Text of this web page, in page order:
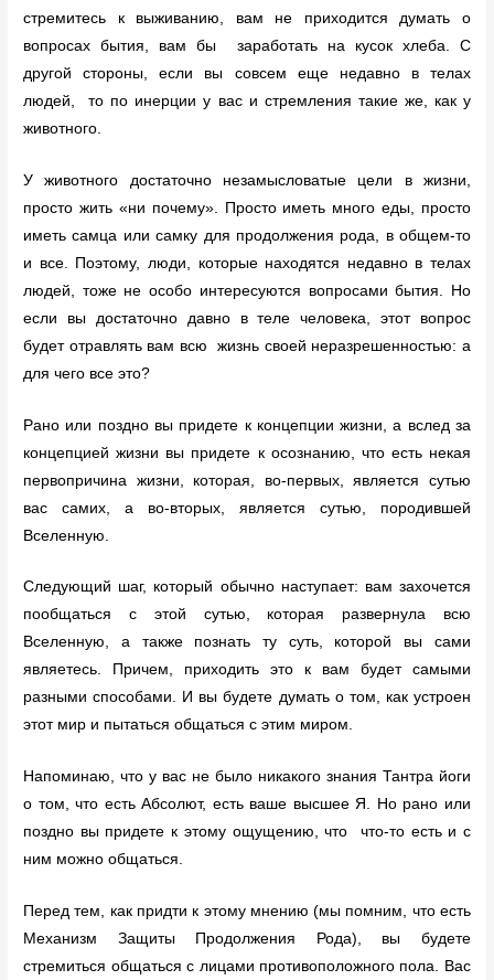
стремитесь к выживанию, вам не приходится думать о
вопросах бытия, вам бы заработать на кусок хлеба. С
другой стороны, если вы совсем еще недавно в телах
людей, то по инерции у вас и стремления такие же, как у
животного.
У животного достаточно незамысловатые цели в жизни,
просто жить «ни почему». Просто иметь много еды, просто
иметь самца или самку для продолжения рода, в общем-то
и все. Поэтому, люди, которые находятся недавно в телах
людей, тоже не особо интересуются вопросами бытия. Но
если вы достаточно давно в теле человека, этот вопрос
будет отравлять вам всю жизнь своей неразрешенностью: а
для чего все это?
Рано или поздно вы придете к концепции жизни, а вслед за
концепцией жизни вы придете к осознанию, что есть некая
первопричина жизни, которая, во-первых, является сутью
вас самих, а во-вторых, является сутью, породившей
Вселенную.
Следующий шаг, который обычно наступает: вам захочется
пообщаться с этой сутью, которая развернула всю
Вселенную, а также познать ту суть, которой вы сами
являетесь. Причем, приходить это к вам будет самыми
разными способами. И вы будете думать о том, как устроен
этот мир и пытаться общаться с этим миром.
Напоминаю, что у вас не было никакого знания Тантра йоги
о том, что есть Абсолют, есть ваше высшее Я. Но рано или
поздно вы придете к этому ощущению, что что-то есть и с
ним можно общаться.
Перед тем, как придти к этому мнению (мы помним, что есть
Механизм Защиты Продолжения Рода), вы будете
стремиться общаться с лицами противоположного пола. Вас